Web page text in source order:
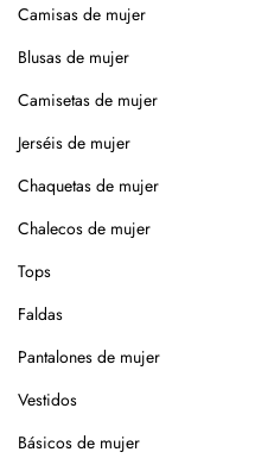
Camisas de mujer
Blusas de mujer
Camisetas de mujer
Jerséis de mujer
Chaquetas de mujer
Chalecos de mujer
Tops
Faldas
Pantalones de mujer
Vestidos
Básicos de mujer